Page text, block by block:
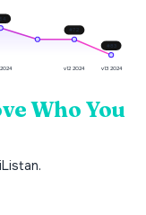
64
# 72
# 83
v12 2024 v13 2024
Who You